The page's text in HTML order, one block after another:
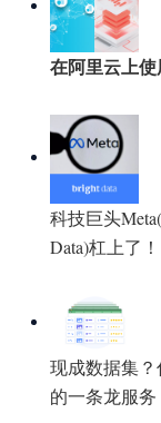
在阿里云上
科技巨头
Data)杠上了！
现成数据集
的一条龙服务